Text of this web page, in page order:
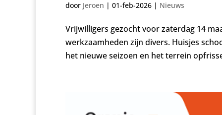
door Jeroen | 01-feb-2026 | Nieuws
Vrijwilligers gezocht voor zaterdag 14
werkzaamheden zijn divers. Huisjes
het nieuwe seizoen en het terrein